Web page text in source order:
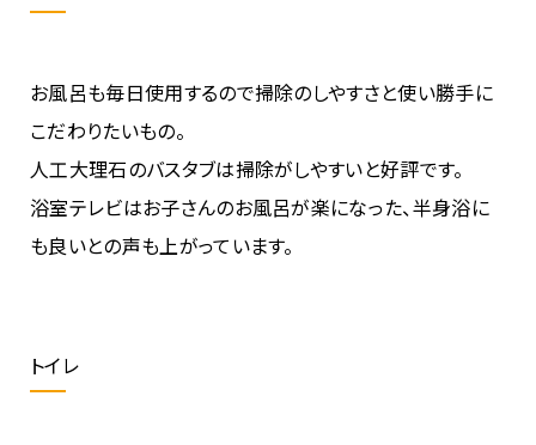
お風呂も毎日使用するので掃除のしやすさと使い勝手に
こだわりたいもの。
人工大理石のバスタブは掃除がしやすいと好評です。
浴室テレビはお子さんのお風呂が楽になった、半身浴に
も良いとの声も上がっています。
トイレ